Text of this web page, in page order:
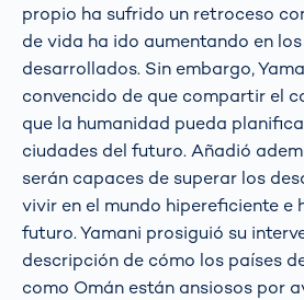
propio ha sufrido un retroceso
de vida ha ido aumentando en
desarrollados. Sin embargo,
convencido de que compartir el
que la humanidad pueda
ciudades del futuro. Añadió
serán capaces de superar los
vivir en el mundo hipereficiente e
futuro. Yamani prosiguió su
descripción de cómo los países
como Omán están ansiosos por